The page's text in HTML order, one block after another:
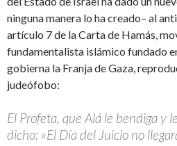
ninguna manera lo ha creado– al
artículo 7 de la Carta de Hamás,
fundamentalista islámico fundado
gobierna la Franja de Gaza,
judeófobo:
El Profeta, que Alá le bendiga y
dicho: «El Día del Juicio no